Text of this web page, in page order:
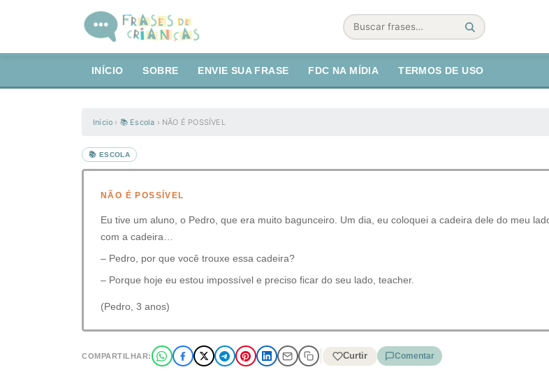
Buscar
INÍCIO SOBRE ENVIE SUA FRASE FDC NA MÍDIA TERMOS DE USO
Início › 📚 Escola › NÃO É POSSÍVEL
📚 ESCOLA
NÃO É POSSÍVEL
Eu tive um aluno, o Pedro, que era muito bagunceiro. Um dia, eu coloquei a cadeira dele do meu
com a cadeira…
– Pedro, por que você trouxe essa cadeira?
– Porque hoje eu estou impossível e preciso ficar do seu lado, teacher.
(Pedro, 3 anos)
COMPARTILHAR: Curtir Comentar